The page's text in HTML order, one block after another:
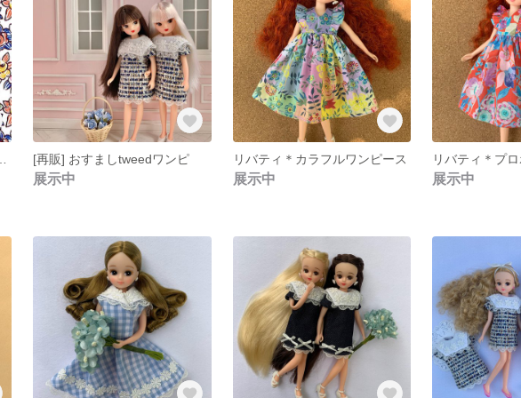
[再販] おすましtweedワンピ
展示中
リバティ＊カラフルワンピース
展示中 展示中